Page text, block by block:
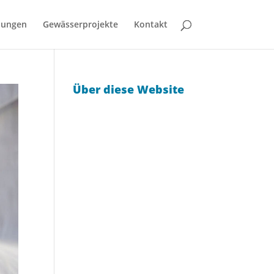
Gewässerprojekte Kontakt
Über diese Website